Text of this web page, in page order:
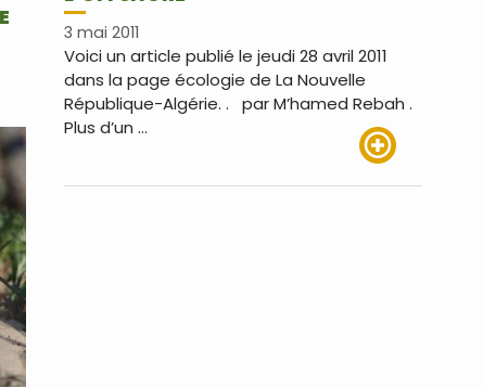
3 mai 2011
Voici un article publié le jeudi 28 avril 2011
dans la page écologie de La Nouvelle
République-Algérie. . par M’hamed Rebah .
Plus d’un …